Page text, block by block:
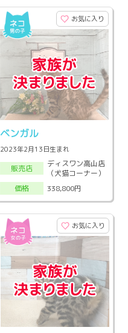
お気に入り
ベンガル
2023年2月13日生まれ
販売店
ディスワン高山店
（犬猫コーナー）
価格
338,800円
お気に入り